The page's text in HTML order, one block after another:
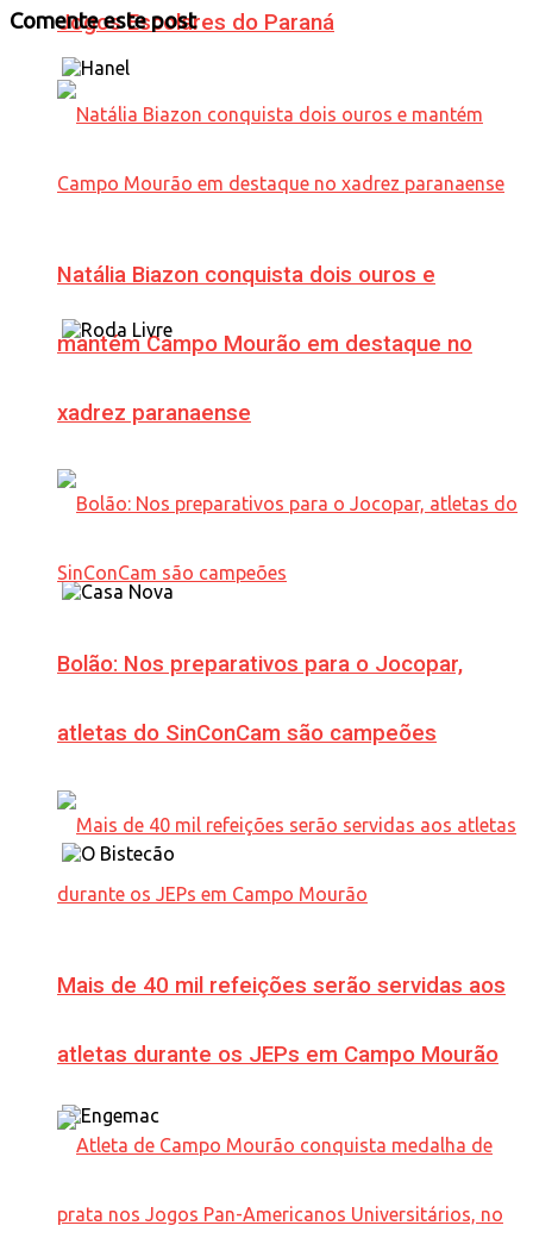
Jogos Escolares do Paraná
Natália Biazon conquista dois ouros e
mantém Campo Mourão em destaque no
xadrez paranaense
Bolão: Nos preparativos para o Jocopar,
atletas do SinConCam são campeões
Mais de 40 mil refeições serão servidas aos
atletas durante os JEPs em Campo Mourão
Comente este post